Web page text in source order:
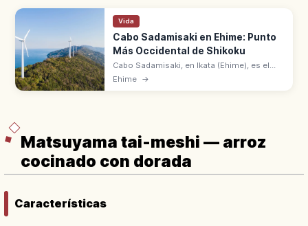
Vida
Cabo Sadamisaki en Ehime: Punto
Más Occidental de Shikoku
Cabo Sadamisaki, en Ikata (Ehime), es el
punto más occidental de Shikoku. Faro
Ehime →
Matsuyama tai-meshi — arroz
cocinado con dorada
Características